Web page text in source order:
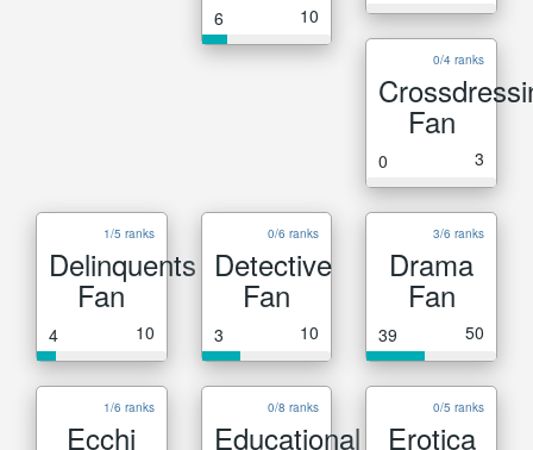
6 10
0/4 ranks
Fan
0 3
1/5 ranks
Delinquents
Fan
4 10
0/6 ranks
Detective
Fan
3 10
3/6 ranks
Drama
Fan
39 50
1/6 ranks
Ecchi
0/8 ranks
Educational
0/5 ranks
Erotica